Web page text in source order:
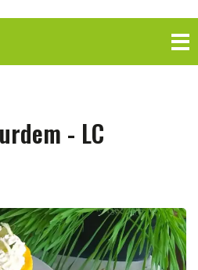
- LC